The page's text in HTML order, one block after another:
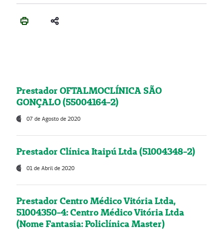
Prestador OFTALMOCLÍNICA SÃO
GONÇALO (55004164-2)
07 de Agosto de 2020
Prestador Clínica Itaipú Ltda (51004348-2)
01 de Abril de 2020
Prestador Centro Médico Vitória Ltda,
51004350-4: Centro Médico Vitória Ltda
(Nome Fantasia: Policlínica Master)